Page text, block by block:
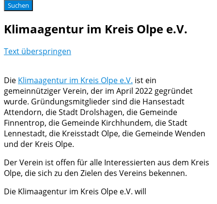
Klimaagentur im Kreis Olpe e.V.
Text überspringen
Die Klimaagentur im Kreis Olpe e.V. ist ein
gemeinnütziger Verein, der im April 2022 gegründet
wurde. Gründungsmitglieder sind die Hansestadt
Attendorn, die Stadt Drolshagen, die Gemeinde
Finnentrop, die Gemeinde Kirchhundem, die Stadt
Lennestadt, die Kreisstadt Olpe, die Gemeinde Wenden
und der Kreis Olpe.
Der Verein ist offen für alle Interessierten aus dem Kreis
Olpe, die sich zu den Zielen des Vereins bekennen.
Die Klimaagentur im Kreis Olpe e.V. will